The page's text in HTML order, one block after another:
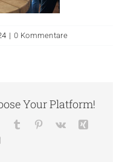
| 0 Kommentare
Your Platform!
WhatsApp
Tumblr Pinterest
Vk
E-